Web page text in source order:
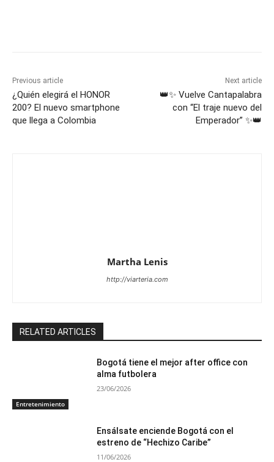
Previous article
¿Quién elegirá el HONOR
200? El nuevo smartphone
que llega a Colombia
Next article
👑✨ Vuelve Cantapalabra
con “El traje nuevo del
Emperador” ✨👑
Martha Lenis
http://viarteria.com
RELATED ARTICLES
Entretenimiento
Bogotá tiene el mejor after office con
alma futbolera
23/06/2026
Ensálsate enciende Bogotá con el
estreno de “Hechizo Caribe”
11/06/2026